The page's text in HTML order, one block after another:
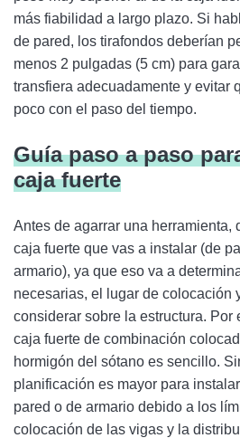
más fiabilidad a largo plazo. Si
de pared, los tirafondos deberían
menos 2 pulgadas (5 cm) para
transfiera adecuadamente y evitar
poco con el paso del tiempo.
Guía paso a paso
caja fuerte
Antes de agarrar una herramienta,
caja fuerte que vas a instalar (de
armario), ya que eso va a
necesarias, el lugar de colocación
considerar sobre la estructura. Por
caja fuerte de combinación
hormigón del sótano es sencillo.
planificación es mayor para
pared o de armario debido a los
colocación de las vigas y la